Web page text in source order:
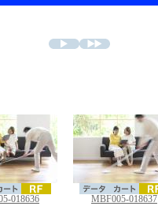
018636 MBF005-018637